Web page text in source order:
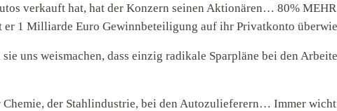
verkauft hat, hat der Konzern seinen Aktionären… 80% MEHR
1 Milliarde Euro Gewinnbeteiligung auf ihr Privatkonto
uns weismachen, dass einzig radikale Sparpläne bei den
der Stahlindustrie, bei den Autozulieferern… Immer